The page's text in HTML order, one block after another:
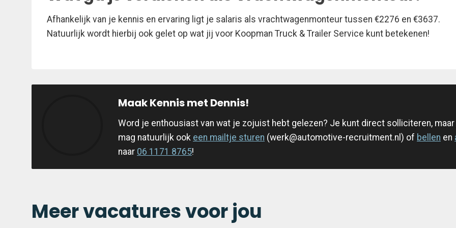
Afhankelijk van je kennis en ervaring ligt je salaris als vrachtwagenmonteur tussen €2276 en €3637.
Natuurlijk wordt hierbij ook gelet op wat jij voor Koopman Truck & Trailer Service kunt betekenen!
Maak Kennis met Dennis!
Word je enthousiast van wat je zojuist hebt gelezen? Je kunt direct solliciteren, maar
mag natuurlijk ook een mailtje sturen (werk@automotive-recruitment.nl) of bellen en
naar 06 1171 8765!
Meer vacatures voor jou